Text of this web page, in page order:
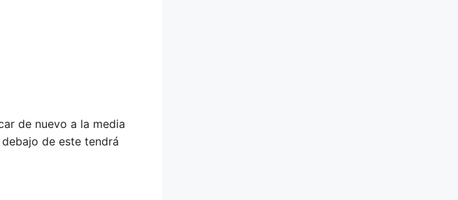
de nuevo a la media
de este tendrá